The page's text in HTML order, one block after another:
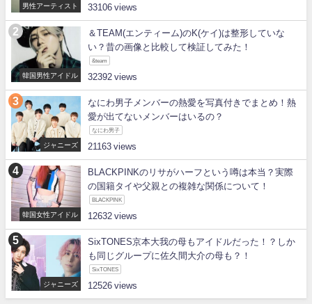
男性アーティスト 33106
韓国男性アイドル
＆TEAM(エンティーム)のK(ケイ)は整形していな
い？昔の画像と比較して検証してみた！
&team
32392
ジャニーズ
なにわ男子メンバーの熱愛を写真付きでまとめ！熱
愛が出てないメンバーはいるの？
なにわ男子
21163
韓国女性アイドル
BLACKPINKのリサがハーフという噂は本当？実際
の国籍タイや父親との複雑な関係について！
BLACKPINK
12632
ジャニーズ
SixTONES京本大我の母もアイドルだった！？しか
も同じグループに佐久間大介の母も？！
SixTONES
12526